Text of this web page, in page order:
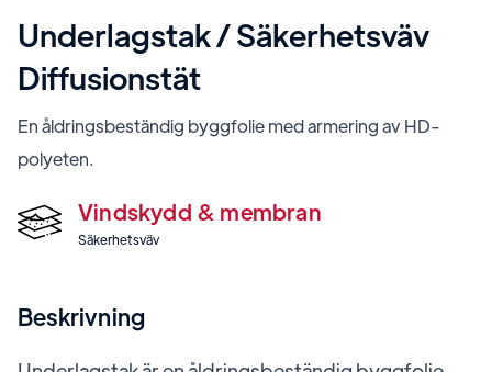
Underlagstak / Säkerhetsväv
Diffusionstät
En åldringsbeständig byggfolie med armering av HD-
polyeten.
Vindskydd & membran
Säkerhetsväv
Beskrivning